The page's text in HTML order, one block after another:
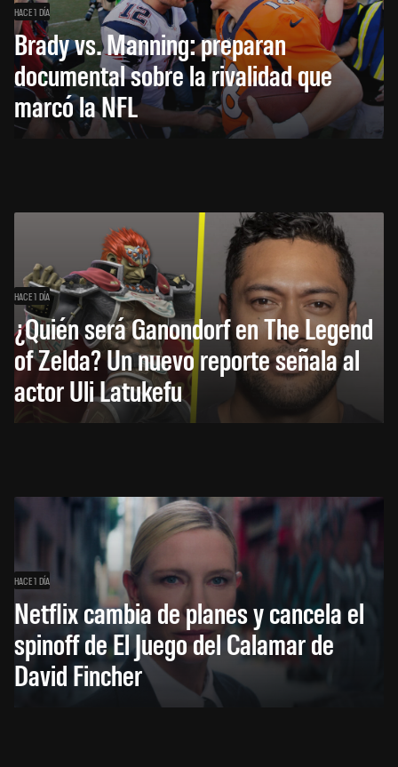
HACE 1 DÍA
Brady vs. Manning: preparan
documental sobre la rivalidad que
marcó la NFL
HACE 1 DÍA
¿Quién será Ganondorf en The Legend
of Zelda? Un nuevo reporte señala al
actor Uli Latukefu
HACE 1 DÍA
Netflix cambia de planes y cancela el
spinoff de El Juego del Calamar de
David Fincher